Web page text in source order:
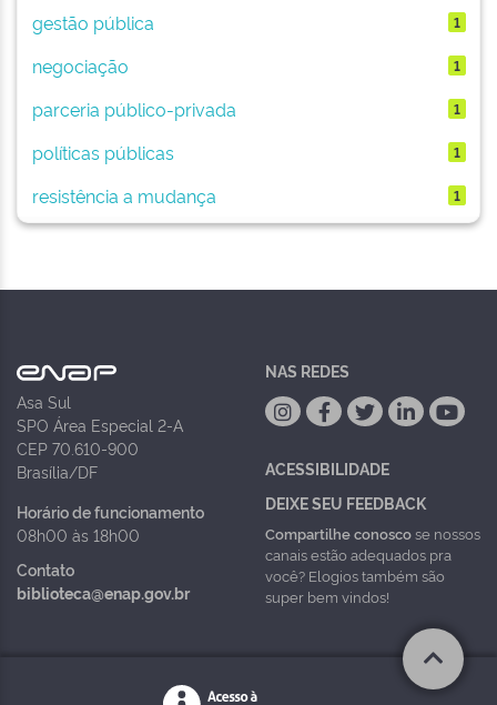
gestão pública 1
negociação 1
parceria público-privada 1
políticas públicas 1
resistência a mudança 1
Asa Sul
SPO Área Especial 2-A
CEP 70.610-900
Brasília/DF
Horário de funcionamento
08h00 às 18h00
Contato
biblioteca@enap.gov.br
NAS REDES
ACESSIBILIDADE
DEIXE SEU FEEDBACK
Compartilhe conoscose nossos
canais estão adequados pra
você? Elogios também são
super bem vindos!